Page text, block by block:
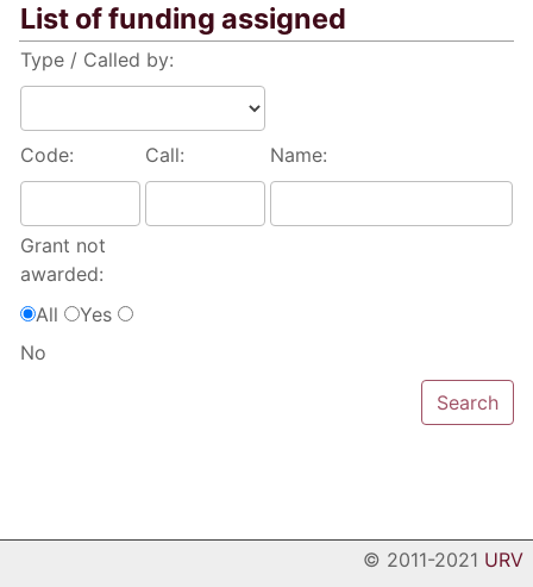
List of funding assigned
Type / Called by:
Code: Call: Name:
Grant not
awarded:
All
Yes
No
© 2011-2021 URV